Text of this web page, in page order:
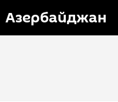
Азербайджан